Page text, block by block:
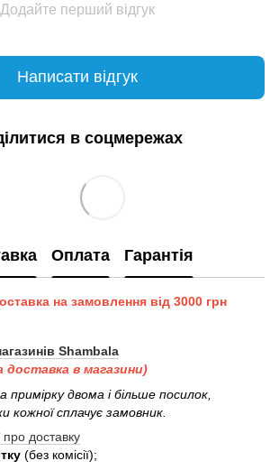
Додайте перший відгук
Написати відгук
в соцмережах
Оплата Гарантія
на замовлення від 3000 грн
Shambala
доставка в магазини)
примірку двома і більше посилок,
кожної сплачує замовник.
доставку
(без комісії);